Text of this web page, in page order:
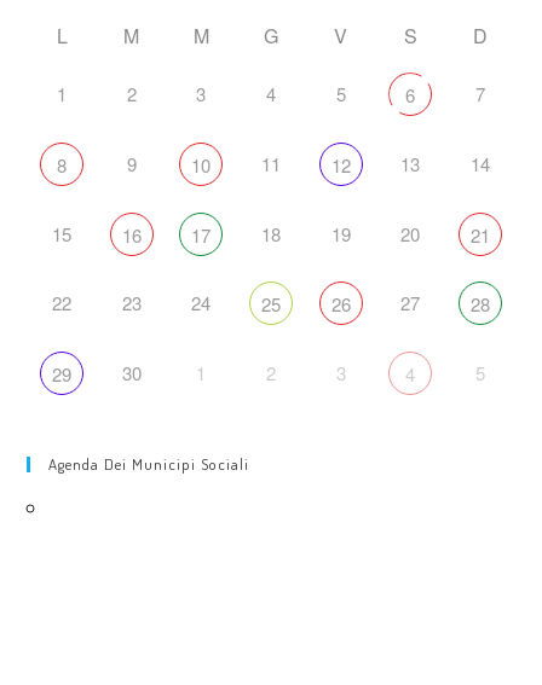
L M M G V S D
1 2 3 4 5 6 7
8 9 10 11 12 13 14
15 16 17 18 19 20 21
22 23 24 25 26 27 28
29 30 1 2 3 4 5
Agenda Dei Municipi Sociali